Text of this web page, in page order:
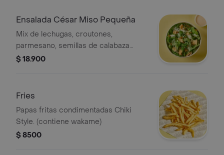
Ensalada César Miso Pequeña
Mix de lechugas, croutones,
parmesano, semillas de calabaza
tostadas y aderezo César Miso.
$ 18.900
Fries
Papas fritas condimentadas Chiki
Style. (contiene wakame)
$ 8500